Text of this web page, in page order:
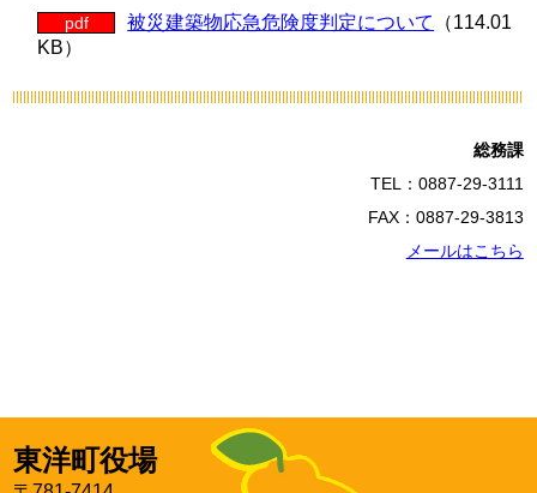
pdf 被災建築物応急危険度判定について
（114.01
KB）
総務課
TEL：0887-29-3111
FAX：0887-29-3813
メールはこちら
東洋町役場